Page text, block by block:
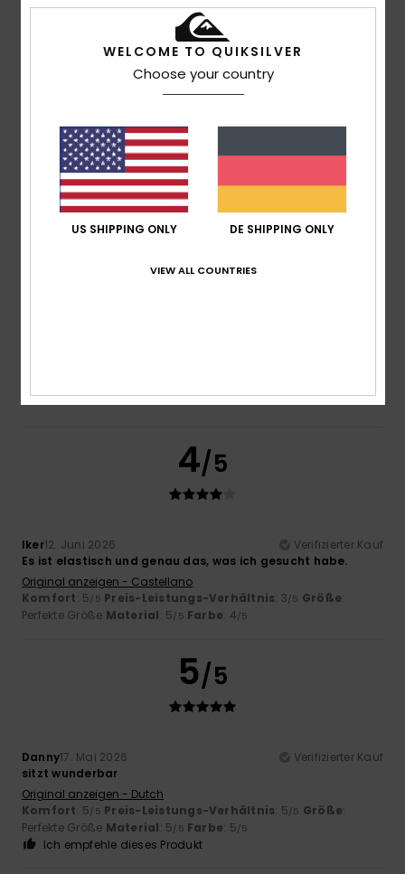
4 verifizierten Bewertungen
Februar 2026
75% unserer Kunden empfehlen dieses Produkt
Preis-Leistungs-Verhältnis
Größe
4/5
Iker12. Juni 2026
Verifizierter Kauf
Es ist elastisch und genau das, was ich gesucht habe.
Original anzeigen - Castellano
Komfort: 5/5 Preis-Leistungs-Verhältnis: 3/5 Größe:
Perfekte Größe Material: 5/5 Farbe: 4/5
5/5
Danny17. Mai 2026
Verifizierter Kauf
sitzt wunderbar
Original anzeigen - Dutch
Komfort: 5/5 Preis-Leistungs-Verhältnis: 5/5 Größe:
Perfekte Größe Material: 5/5 Farbe: 5/5
Ich empfehle dieses Produkt
WELCOME TO QUIKSILVER
Choose your country
US SHIPPING ONLY DE SHIPPING ONLY
VIEW ALL COUNTRIES